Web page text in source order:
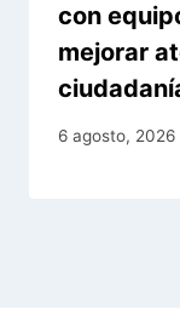
con
mejorar
6 agosto, 2026